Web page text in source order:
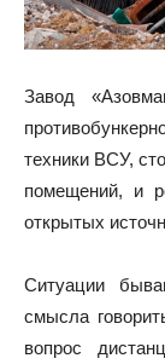
Завод
техники ВСУ,
помещений, и
открытых
Ситуации
смысла
вопрос